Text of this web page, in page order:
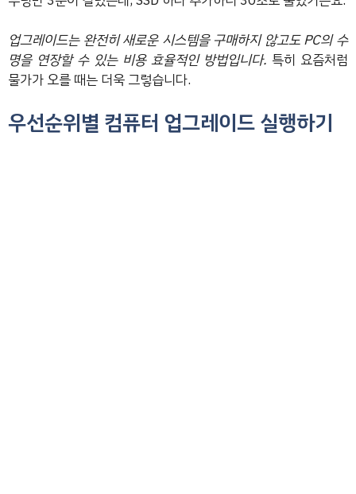
업그레이드는 완전히 새로운 시스템을 구매하지 않고도 PC의 수
명을 연장할 수 있는 비용 효율적인 방법입니다. 특히 요즘처럼
물가가 오를 때는 더욱 그렇습니다.
우선순위별 컴퓨터 업그레이드 실행하기